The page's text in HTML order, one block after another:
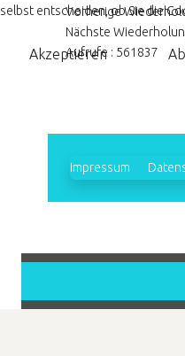
Vorherige
Nächste
Aufrufe : 561837
Impressum
selbst entscheiden, ob Sie die
Akzeptieren